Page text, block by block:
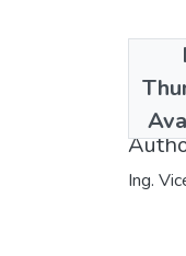
1985
Ing.